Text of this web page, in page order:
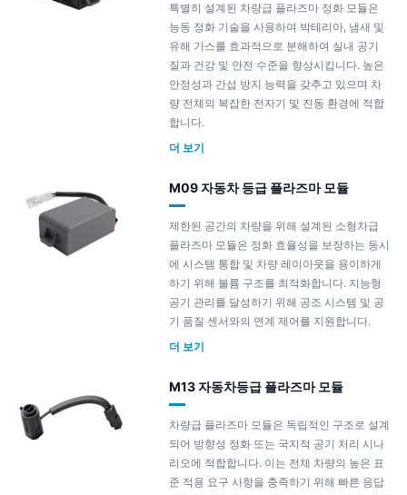
특별히 설계된 차량급 플라즈마 정화 모듈은
능동 정화 기술을 사용하여 박테리아, 냄새 및
유해 가스를 효과적으로 분해하여 실내 공기
질과 건강 및 안전 수준을 향상시킵니다. 높은
안정성과 간섭 방지 능력을 갖추고 있으며 차
량 전체의 복잡한 전자기 및 진동 환경에 적합
합니다.
더 보기
M09 자동차 등급 플라즈마 모듈
제한된 공간의 차량을 위해 설계된 소형차급
플라즈마 모듈은 정화 효율성을 보장하는 동시
에 시스템 통합 및 차량 레이아웃을 용이하게
하기 위해 볼륨 구조를 최적화합니다. 지능형
공기 관리를 달성하기 위해 공조 시스템 및 공
기 품질 센서와의 연계 제어를 지원합니다.
더 보기
M13 자동차등급 플라즈마 모듈
차량급 플라즈마 모듈은 독립적인 구조로 설계
되어 방향성 정화 또는 국지적 공기 처리 시나
리오에 적합합니다. 이는 전체 차량의 높은 표
준 적용 요구 사항을 충족하기 위해 빠른 응답